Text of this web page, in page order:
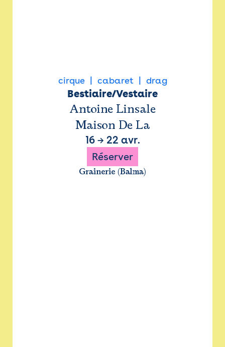
cirque cabaret drag
Bestiaire/Vestaire
Antoine Linsale
Maison De La
16→ 22 avr.
Réserver
Grainerie (Balma)